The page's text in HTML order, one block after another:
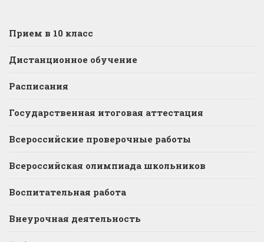
Прием в 10 класс
Дистанционное обучение
Расписания
Государственная итоговая аттестация
Всероссийские проверочные работы
Всероссийская олимпиада школьников
Воспитательная работа
Внеурочная деятельность